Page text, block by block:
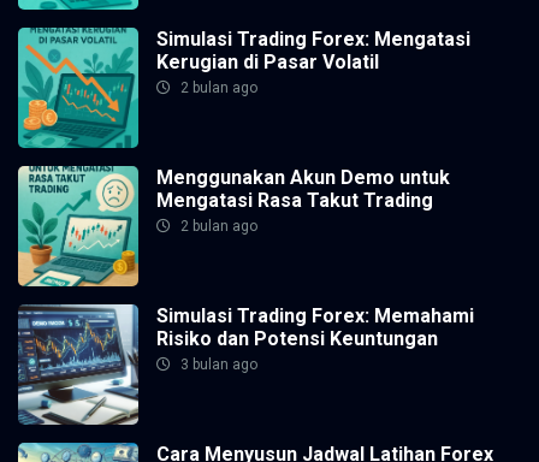
Simulasi Trading Forex: Mengatasi
Kerugian di Pasar Volatil
2 bulan ago
Menggunakan Akun Demo untuk
Mengatasi Rasa Takut Trading
2 bulan ago
Simulasi Trading Forex: Memahami
Risiko dan Potensi Keuntungan
3 bulan ago
Cara Menyusun Jadwal Latihan Forex